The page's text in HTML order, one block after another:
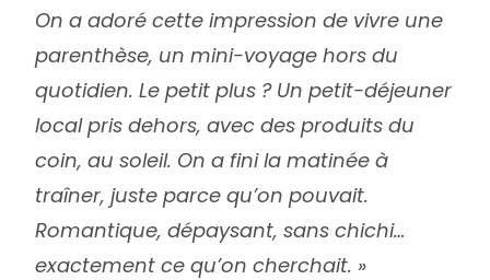
On a adoré cette impression de vivre une
parenthèse, un mini-voyage hors du
quotidien. Le petit plus ? Un petit-déjeuner
local pris dehors, avec des produits du
coin, au soleil. On a fini la matinée à
traîner, juste parce qu’on pouvait.
Romantique, dépaysant, sans chichi…
exactement ce qu’on cherchait. »